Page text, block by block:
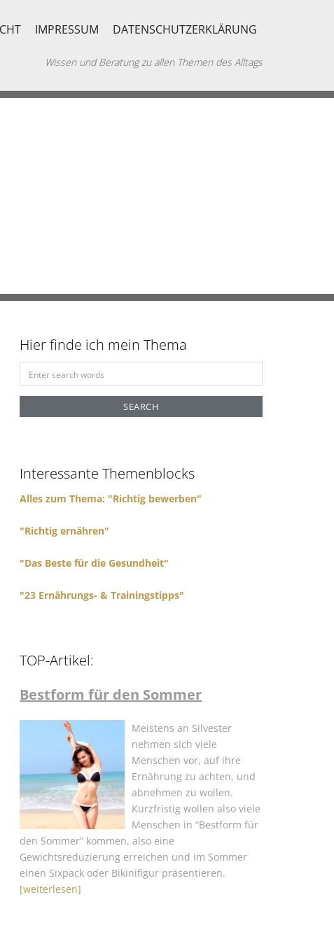
IMPRESSUM DATENSCHUTZERKLÄRUNG
Wissen und Beratung zu allen Themen des Alltags
Hier finde ich mein Thema
e
r
f
o
r
Interessante Themenblocks
Alles zum Thema: "Richtig bewerben"
"Richtig ernähren"
"Das Beste für die Gesundheit"
"23 Ernährungs- & Trainingstipps"
TOP-Artikel:
Bestform für den Sommer
Meistens an Silvester
nehmen sich viele
Menschen vor, auf ihre
Ernährung zu achten, und
abnehmen zu wollen.
Kurzfristig wollen also viele
Menschen in “Bestform für
den Sommer” kommen, also eine
Gewichtsreduzierung erreichen und im Sommer
einen Sixpack oder Bikinifigur präsentieren.
[weiterlesen]